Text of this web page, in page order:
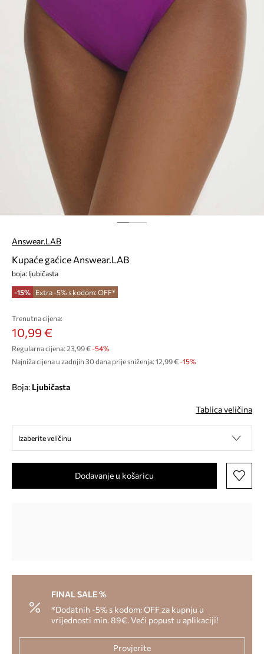
Answear.LAB
Kupaće gaćice Answear.LAB
boja: ljubičasta
-15% Extra -5% s kodom: OFF*
Trenutna cijena:
10,99 €
Regularna cijena: 23,99 €-54%
Najniža cijena u zadnjih 30 dana prije sniženja: 12,99 € -15%
Boja: ljubičasta
Tablica veličina
Izaberite veličinu
Dodavanje u košaricu
FINAL SALE %
*Dodatnih -5% s kodom: OFF za kupnju u
vrijednosti min. 89€. Veći popust u aplikaciji!
Provjerite